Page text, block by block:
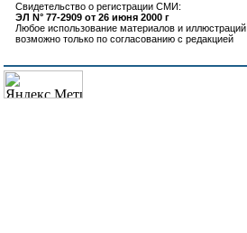
Свидетельство о регистрации СМИ:
ЭЛ N° 77-2909 от 26 июня 2000 г
Любое использование материалов и иллюстраций
возможно только по согласованию с редакцией